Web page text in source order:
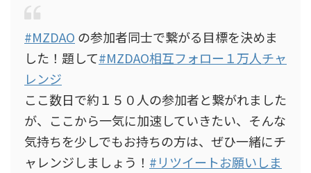
#MZDAO の参加者同士で繋がる目標を決めま
した！題して#MZDAO相互フォロー１万人チャ
レンジ
ここ数日で約１５０人の参加者と繋がれました
が、ここから一気に加速していきたい、そんな
気持ちを少しでもお持ちの方は、ぜひ一緒にチ
ャレンジしましょう！ #リツイートお願いしま